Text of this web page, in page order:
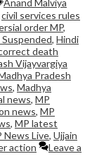
civil services rules
order MP,
, Hindi
death
Vijayvargiya
Pradesh
, Madhya
news, MP
news, MP
, MP latest
News Live, Ujjain
action
Leave a